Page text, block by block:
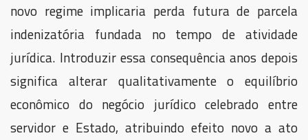
novo regime implicaria perda futura de parcela
indenizatória fundada no tempo de atividade
jurídica. Introduzir essa consequência anos depois
significa alterar qualitativamente o equilíbrio
econômico do negócio jurídico celebrado entre
servidor e Estado, atribuindo efeito novo a ato